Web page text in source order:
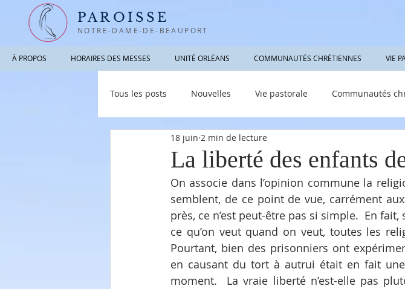
PAROISSE
NOTRE-DAME-DE-BEAUPORT
À PROPOS HORAIRES DES MESSES UNITÉ ORLÉANS COMMUNAUTÉS CHRÉTIENNES VIE
Tous les posts Nouvelles Vie pastorale Communautés
Photographies / Vidéos Informations utiles
La liberté des enfants
18 juin 2 min de lecture
On associe dans l’opinion commune la
semblent, de ce point de vue, carrément
près, ce n’est peut-être pas si simple.  En
ce qu’on veut quand on veut, toutes les
Pourtant, bien des prisonniers ont
en causant du tort à autrui était en fait
moment.  La vraie liberté n’est-elle pas